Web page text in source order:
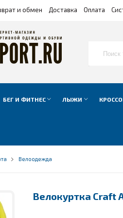
и обмен Доставка Оплата
БЕГ И ФИТНЕС ЛЫЖИ
Велоодежда
Велокуртка Craft